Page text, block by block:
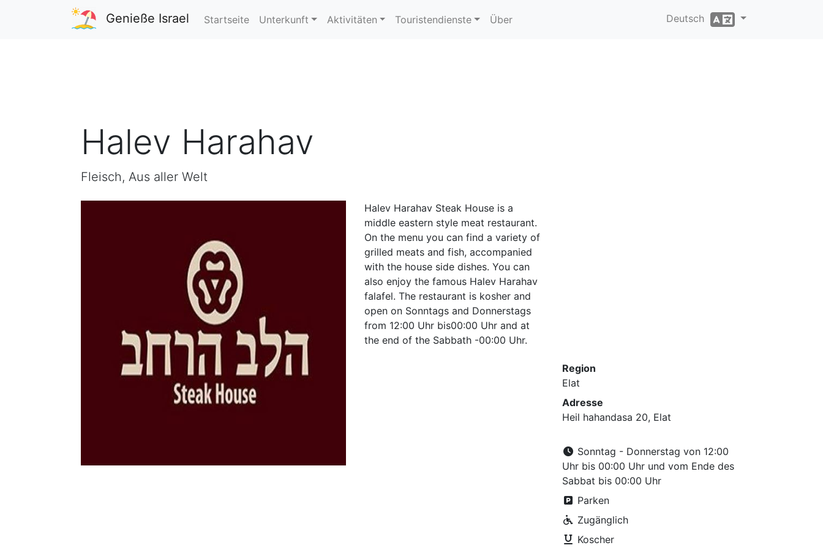
Genieße Israel Startseite Unterkunft Aktivitäten Touristendienste Über Deutsch
Halev Harahav
Fleisch, Aus aller Welt
Halev Harahav Steak House is a
middle eastern style meat restaurant.
On the menu you can find a variety of
grilled meats and fish, accompanied
with the house side dishes. You can
also enjoy the famous Halev Harahav
falafel. The restaurant is kosher and
open on Sonntags and Donnerstags
from 12:00 Uhr bis00:00 Uhr and at
the end of the Sabbath -00:00 Uhr.
Region
Elat
Adresse
Heil hahandasa 20, Elat
Sonntag - Donnerstag von 12:00
Uhr bis 00:00 Uhr und vom Ende des
Sabbat bis 00:00 Uhr
Parken
Zugänglich
Koscher